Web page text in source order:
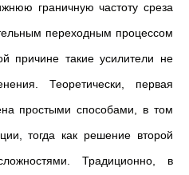
граничную частоту среза
переходным процессом
причине такие усилители не
Теоретически, первая
простыми способами, в том
тогда как решение второй
Традиционно, в